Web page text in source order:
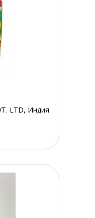
LTD, Индия